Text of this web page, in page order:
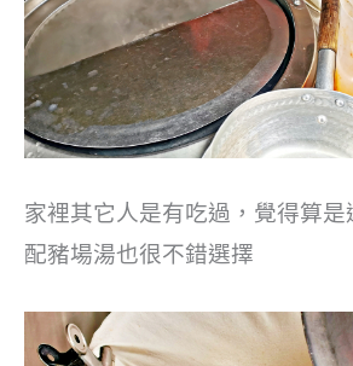
家裡其它人是有吃過，覺得算
配豬場湯也很不錯選擇